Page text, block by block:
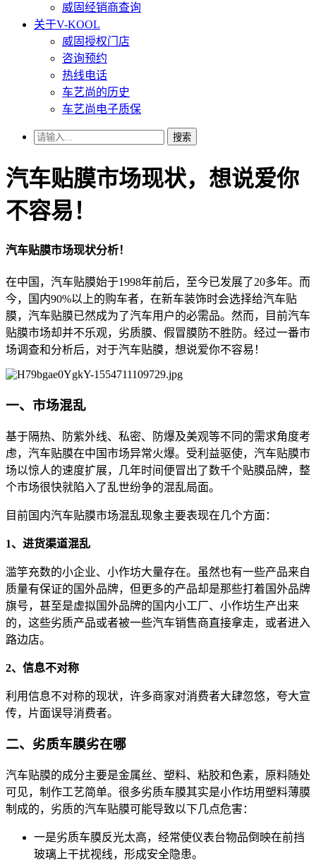
威固经销商查询
关于V-KOOL
威固授权门店
咨询预约
热线电话
车艺尚的历史
车艺尚电子质保
搜索
汽车贴膜市场现状，想说爱你
不容易！
汽车贴膜市场现状分析！
在中国，汽车贴膜始于1998年前后，至今已发展了20多年。而
今，国内90%以上的购车者，在新车装饰时会选择给汽车贴
膜，汽车贴膜已然成为了汽车用户的必需品。然而，目前汽车
贴膜市场却并不乐观，劣质膜、假冒膜防不胜防。经过一番市
场调查和分析后，对于汽车贴膜，想说爱你不容易！
一、市场混乱
基于隔热、防紫外线、私密、防爆及美观等不同的需求角度考
虑，汽车贴膜在中国市场异常火爆。受利益驱使，汽车贴膜市
场以惊人的速度扩展，几年时间便冒出了数千个贴膜品牌，整
个市场很快就陷入了乱世纷争的混乱局面。
目前国内汽车贴膜市场混乱现象主要表现在几个方面：
1、进货渠道混乱
滥竽充数的小企业、小作坊大量存在。虽然也有一些产品来自
质量有保证的国外品牌，但更多的产品却是那些打着国外品牌
旗号，甚至是虚拟国外品牌的国内小工厂、小作坊生产出来
的，这些劣质产品或者被一些汽车销售商直接拿走，或者进入
路边店。
2、信息不对称
利用信息不对称的现状，许多商家对消费者大肆忽悠，夸大宣
传，片面误导消费者。
二、劣质车膜劣在哪
汽车贴膜的成分主要是金属丝、塑料、粘胶和色素，原料随处
可见，制作工艺简单。很多劣质车膜其实是小作坊用塑料薄膜
制成的，劣质的汽车贴膜可能导致以下几点危害：
一是劣质车膜反光太高，经常使仪表台物品倒映在前挡
玻璃上干扰视线，形成安全隐患。